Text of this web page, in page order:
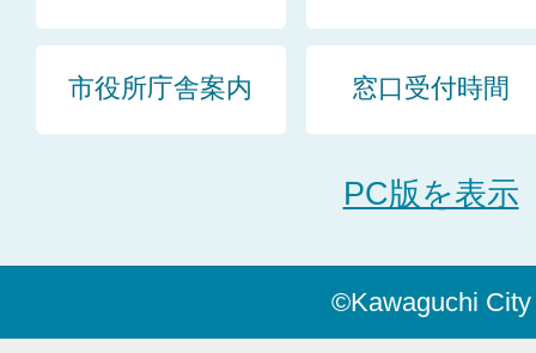
市役所庁舎案内 窓口受付時間
PC版を表示
©Kawaguchi City